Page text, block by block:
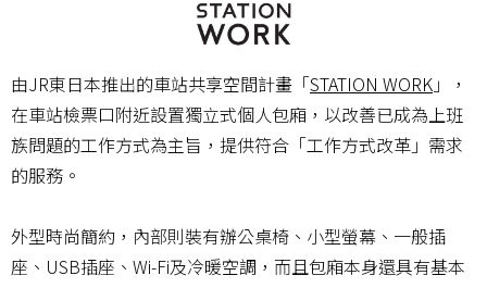
由JR東日本推出的車站共享空間計畫「STATION WORK 」，
在車站檢票口附近設置獨立式個人包廂，以改善已成為上班
族問題的工作方式為主旨，提供符合「工作方式改革」需求
的服務。
外型時尚簡約，內部則裝有辦公桌椅、小型螢幕、一般插
座、USB插座、Wi-Fi及冷暖空調，而且包廂本身還具有基本